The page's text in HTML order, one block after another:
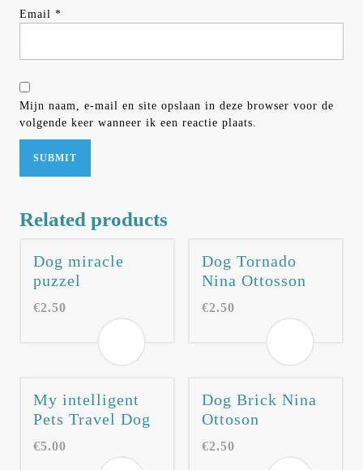
Email *
Mijn naam, e-mail en site opslaan in deze browser voor de
volgende keer wanneer ik een reactie plaats.
Related products
Dog miracle
puzzel
€2.50
Dog Tornado
Nina Ottosson
€2.50
My intelligent
Pets Travel Dog
€5.00
Dog Brick Nina
Ottoson
€2.50